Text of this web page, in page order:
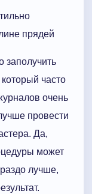
прядей
заполучить
часто
очень
провести
Да,
может
лучше,